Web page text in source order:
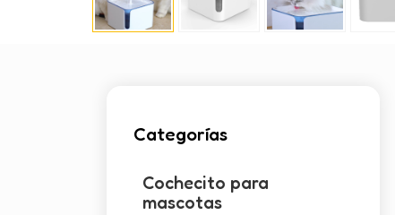
Categorías
Cochecito para
mascotas